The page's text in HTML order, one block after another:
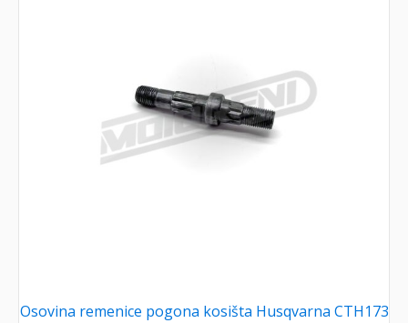
Osovina remenice pogona kosišta Husqvarna CTH173